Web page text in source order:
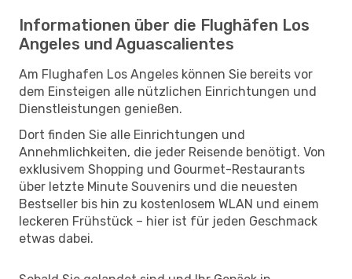
Informationen über die Flughäfen Los
Angeles und Aguascalientes
Am Flughafen Los Angeles können Sie bereits vor
dem Einsteigen alle nützlichen Einrichtungen und
Dienstleistungen genießen.
Dort finden Sie alle Einrichtungen und
Annehmlichkeiten, die jeder Reisende benötigt. Von
exklusivem Shopping und Gourmet-Restaurants
über letzte Minute Souvenirs und die neuesten
Bestseller bis hin zu kostenlosem WLAN und einem
leckeren Frühstück – hier ist für jeden Geschmack
etwas dabei.